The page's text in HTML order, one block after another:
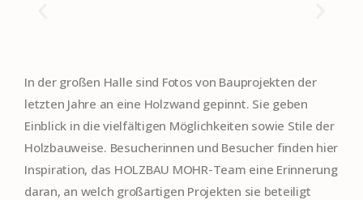
In der großen Halle sind Fotos von Bauprojekten der
letzten Jahre an eine Holzwand gepinnt. Sie geben
Einblick in die vielfältigen Möglichkeiten sowie Stile der
Holzbauweise. Besucherinnen und Besucher finden hier
Inspiration, das HOLZBAU MOHR-Team eine Erinnerung
daran, an welch großartigen Projekten sie beteiligt